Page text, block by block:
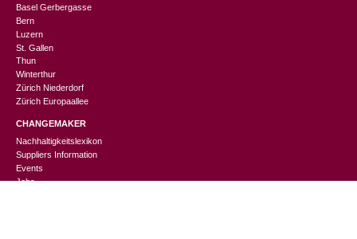
Basel Gerbergasse
Bern
Luzern
St. Gallen
Thun
Winterthur
Zürich Niederdorf
Zürich Europaallee
CHANGEMAKER
Nachhaltigkeitslexikon
Suppliers Information
Events
Jobs